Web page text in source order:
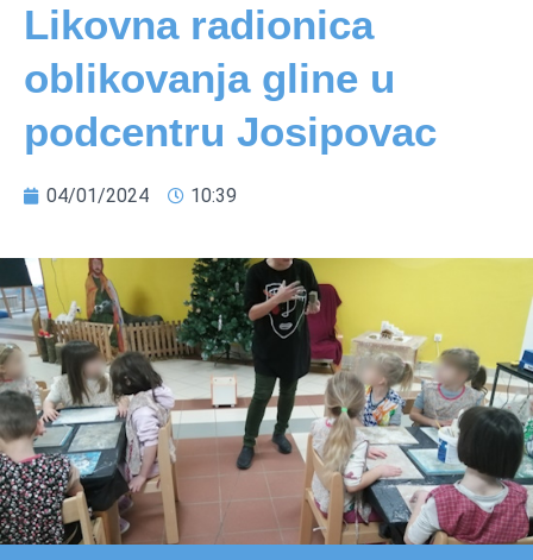
Likovna radionica
oblikovanja gline u
podcentru Josipovac
04/01/2024 10:39